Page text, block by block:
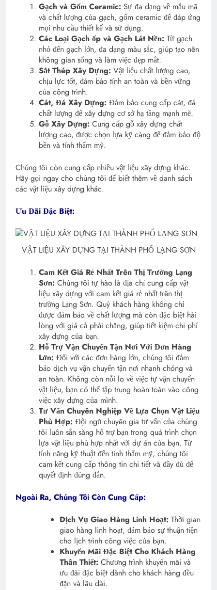
Gạch và Gốm Ceramic: Sự đa dạng về mẫu mã
và chất lượng của gạch, gốm ceramic để đáp ứng
mọi nhu cầu thiết kế và sử dụng.
Các Loại Gạch ốp và Gạch Lát Nền: Từ gạch
nhỏ đến gạch lớn, đa dạng màu sắc, giúp tạo nên
không gian sống và làm việc đẹp mắt.
Sắt Thép Xây Dựng: Vật liệu chất lượng cao,
chịu lực tốt, đảm bảo tính an toàn và bền vững
của công trình.
Cát, Đá Xây Dựng: Đảm bảo cung cấp cát, đá
chất lượng để xây dựng cơ sở hạ tầng mạnh mẽ.
Gỗ Xây Dựng: Cung cấp gỗ xây dựng chất
lượng cao, được chọn lựa kỹ càng để đảm bảo độ
bền và tính thẩm mỹ.
Chúng tôi còn cung cấp nhiều vật liệu xây dựng khác.
Hãy gọi ngay cho chúng tôi để biết thêm về danh sách
các vật liệu xây dựng khác.
Ưu Đãi Đặc Biệt:
VẬT LIỆU XÂY DỰNG TẠI THÀNH PHỐ LẠNG SƠN
Cam Kết Giá Rẻ Nhất Trên Thị Trường Lạng
Sơn: Chúng tôi tự hào là địa chỉ cung cấp vật
liệu xây dựng với cam kết giá rẻ nhất trên thị
trường Lạng Sơn. Quý khách hàng không chỉ
được đảm bảo về chất lượng mà còn đặc biệt hài
lòng với giá cả phải chăng, giúp tiết kiệm chi phí
xây dựng của bạn.
Hỗ Trợ Vận Chuyển Tận Nơi Với Đơn Hàng
Lớn: Đối với các đơn hàng lớn, chúng tôi đảm
bảo dịch vụ vận chuyển tận nơi nhanh chóng và
an toàn. Không còn nỗi lo về việc tự vận chuyển
vật liệu, bạn có thể tập trung hoàn toàn vào công
việc xây dựng của mình.
Tư Vấn Chuyên Nghiệp Về Lựa Chọn Vật Liệu
Phù Hợp: Đội ngũ chuyên gia tư vấn của chúng
tôi luôn sẵn sàng hỗ trợ bạn trong quá trình chọn
lựa vật liệu phù hợp nhất với dự án của bạn. Từ
tính năng kỹ thuật đến tính thẩm mỹ, chúng tôi
cam kết cung cấp thông tin chi tiết và đầy đủ để
quyết định đúng đắn.
Ngoài Ra, Chúng Tôi Còn Cung Cấp:
Dịch Vụ Giao Hàng Linh Hoạt: Thời gian
giao hàng linh hoạt, đảm bảo sự thuận tiện
cho lịch trình công việc của bạn.
Khuyến Mãi Đặc Biệt Cho Khách Hàng
Thân Thiết: Chương trình khuyến mãi và
ưu đãi đặc biệt dành cho khách hàng đều
đặn và lâu dài.